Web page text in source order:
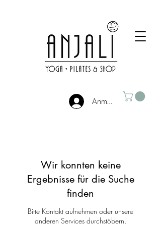
Anmelden
Wir konnten keine
Ergebnisse für die Suche
finden
Bitte Kontakt aufnehmen oder unsere
anderen Services durchstöbern.